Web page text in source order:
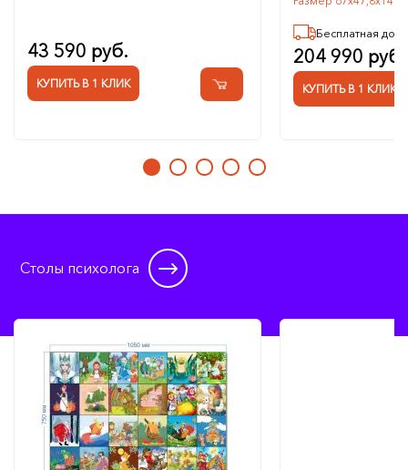
43 590 руб.
КУПИТЬ В 1 КЛИК
Бесплатная
204 990 руб.
КУПИТЬ В 1 КЛИК
Столы психолога